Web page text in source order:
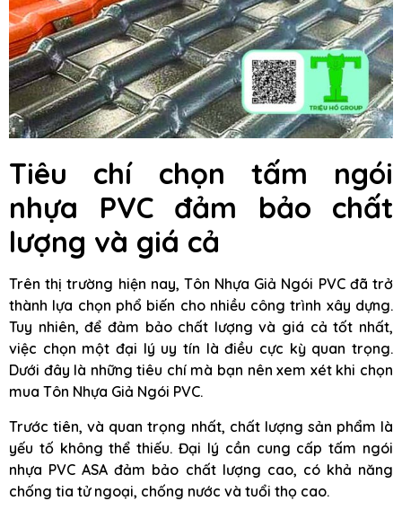
Tiêu chí chọn tấm ngói
nhựa PVC đảm bảo chất
lượng và giá cả
Trên thị trường hiện nay, Tôn Nhựa Giả Ngói PVC đã trở
thành lựa chọn phổ biến cho nhiều công trình xây dựng.
Tuy nhiên, để đảm bảo chất lượng và giá cả tốt nhất,
việc chọn một đại lý uy tín là điều cực kỳ quan trọng.
Dưới đây là những tiêu chí mà bạn nên xem xét khi chọn
mua Tôn Nhựa Giả Ngói PVC.
Trước tiên, và quan trọng nhất, chất lượng sản phẩm là
yếu tố không thể thiếu. Đại lý cần cung cấp tấm ngói
nhựa PVC ASA đảm bảo chất lượng cao, có khả năng
chống tia tử ngoại, chống nước và tuổi thọ cao.